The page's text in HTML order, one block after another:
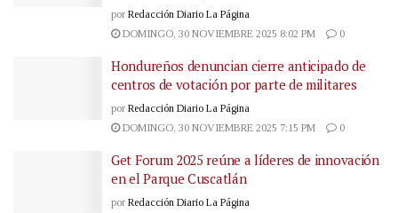
por Redacción Diario La Página
DOMINGO, 30 NOVIEMBRE 2025 8:02 PM
0
Hondureños denuncian cierre anticipado de
centros de votación por parte de militares
por Redacción Diario La Página
DOMINGO, 30 NOVIEMBRE 2025 7:15 PM
0
Get Forum 2025 reúne a líderes de innovación
en el Parque Cuscatlán
por Redacción Diario La Página